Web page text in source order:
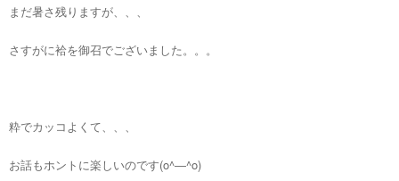
まだ暑さ残りますが、、、
さすがに袷を御召でございました。。。
粋でカッコよくて、、、
お話もホントに楽しいのです(o^―^o)